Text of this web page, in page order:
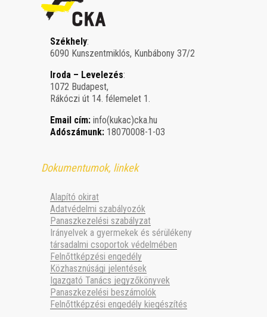
Székhely:
6090 Kunszentmiklós, Kunbábony 37/2
Iroda – Levelezés:
1072 Budapest,
Rákóczi út 14. félemelet 1.
Email cím: info(kukac)cka.hu
Adószámunk: 18070008-1-03
Dokumentumok, linkek
Alapító okirat
Adatvédelmi szabályozók
Panaszkezelési szabályzat
Irányelvek a gyermekek és sérülékeny
társadalmi csoportok védelmében
Felnőttképzési engedély
Közhasznúsági jelentések
Igazgató Tanács jegyzőkönyvek
Panaszkezelési beszámolók
Felnőttképzési engedély kiegészítés